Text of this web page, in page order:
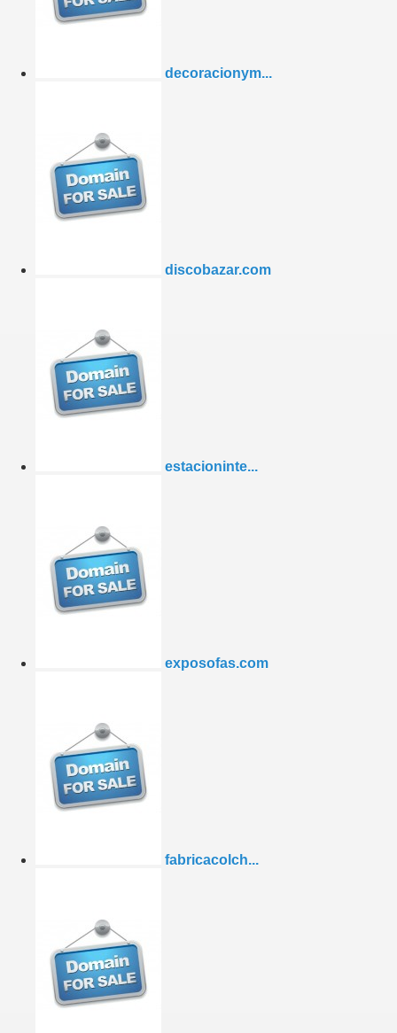
decoracionym...
discobazar.com
estacioninte...
exposofas.com
fabricacolch...